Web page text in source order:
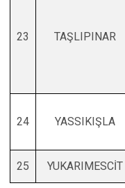
23 TAŞLIPINAR
24 YASSIKIŞLA
25
YUKARIMESCİT